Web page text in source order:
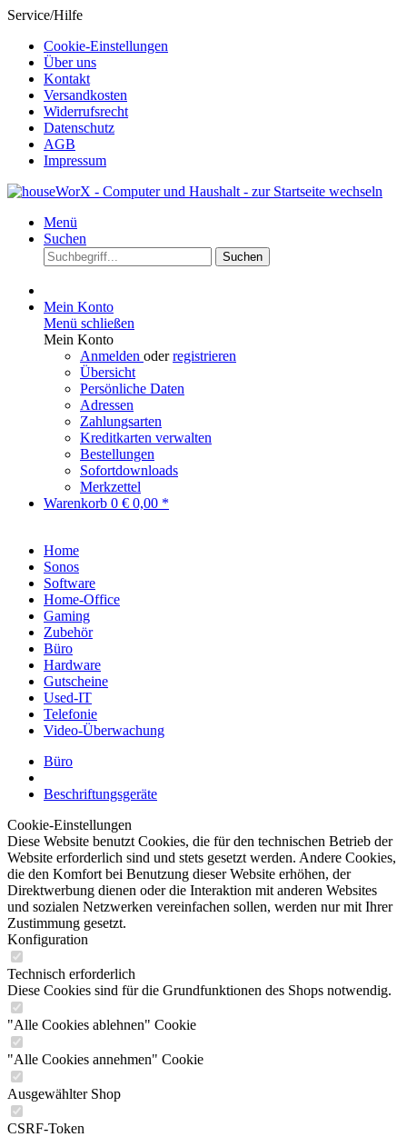
Service/Hilfe
Cookie-Einstellungen
Über uns
Kontakt
Versandkosten
Widerrufsrecht
Datenschutz
AGB
Impressum
Menü
Suchen
Suchen
Mein Konto
Menü schließen
Mein Konto
Anmelden oderregistrieren
Übersicht
Persönliche Daten
Adressen
Zahlungsarten
Kreditkarten verwalten
Bestellungen
Sofortdownloads
Merkzettel
Warenkorb 0 € 0,00 *
Home
Sonos
Software
Home-Office
Gaming
Zubehör
Büro
Hardware
Gutscheine
Used-IT
Telefonie
Video-Überwachung
Büro
Beschriftungsgeräte
Cookie-Einstellungen
Diese Website benutzt Cookies, die für den technischen Betrieb der
Website erforderlich sind und stets gesetzt werden. Andere Cookies,
die den Komfort bei Benutzung dieser Website erhöhen, der
Direktwerbung dienen oder die Interaktion mit anderen Websites
und sozialen Netzwerken vereinfachen sollen, werden nur mit Ihrer
Zustimmung gesetzt.
Konfiguration
Technisch erforderlich
Diese Cookies sind für die Grundfunktionen des Shops notwendig.
"Alle Cookies ablehnen" Cookie
"Alle Cookies annehmen" Cookie
Ausgewählter Shop
CSRF-Token